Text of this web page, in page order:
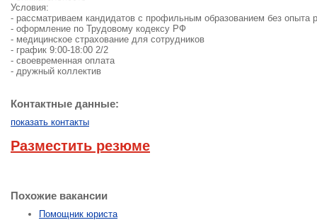
Условия:
- рассматриваем кандидатов с профильным образованием без опыта
- оформление по Трудовому кодексу РФ
- медицинское страхование для сотрудников
- график 9:00-18:00 2/2
- своевременная оплата
- дружный коллектив
Контактные данные:
показать контакты
Разместить резюме
Похожие вакансии
Помощник юриста